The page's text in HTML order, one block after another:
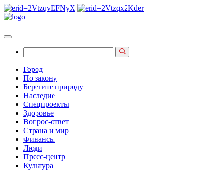
Город
По закону
Берегите природу
Наследие
Спецпроекты
Здоровье
Вопрос-ответ
Страна и мир
Финансы
Люди
Пресс-центр
Культура